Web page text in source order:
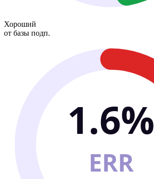
Хороший
от базы подп.
1.6%
ERR